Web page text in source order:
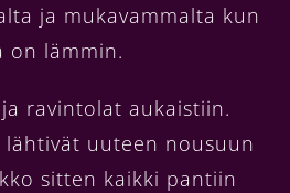
ja mukavammalta kun
on lämmin.
ravintolat aukaistiin.
uuteen nousuun
sitten kaikki pantiin